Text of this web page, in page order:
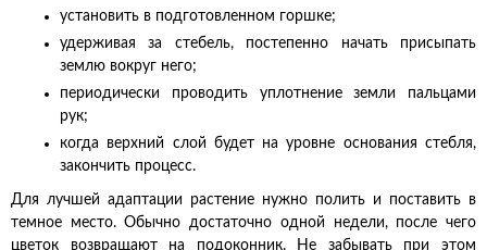
установить в подготовленном горшке;
удерживая за стебель, постепенно начать присыпать
землю вокруг него;
периодически проводить уплотнение земли пальцами
рук;
когда верхний слой будет на уровне основания стебля,
закончить процесс.
Для лучшей адаптации растение нужно полить и поставить в
темное место. Обычно достаточно одной недели, после чего
цветок возвращают на подоконник. Не забывать при этом